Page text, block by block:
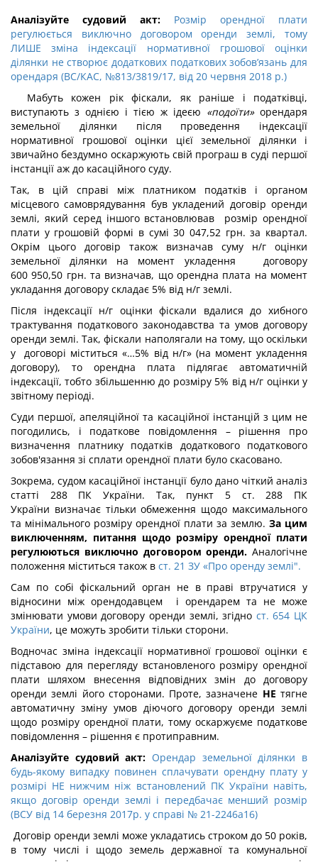
Аналізуйте судовий акт:
Розмір орендної плати
регулюється виключно договором оренди землі, тому
ЛИШЕ зміна індексації нормативної грошової оцінки
ділянки не створює додаткових податкових зобов’язань для
орендаря (ВС/КАС, №813/3819/17, від 20 червня 2018 р.)
Мабуть кожен рік фіскали, як раніше і податківці,
виступають з однією і тією ж ідеєю «подоїти» орендаря
земельної ділянки після проведення індексації
нормативної грошової оцінки цієї земельної ділянки і
звичайно бездумно оскаржують свій програш в суді першої
інстанції аж до касаційного суду.
Так, в цій справі між платником податків і органом
місцевого самоврядування був укладений договір оренди
землі, який серед іншого встановлював розмір орендної
плати у грошовій формі в сумі 30 047,52 грн. за квартал.
Окрім цього договір також визначав суму н/г оцінки
земельної ділянки на момент укладення договору
600 950,50 грн. та визначав, що орендна плата на момент
укладання договору складає 5% від н/г землі.
Після індексації н/г оцінки фіскали вдалися до хибного
трактування податкового законодавства та умов договору
оренди землі. Так, фіскали наполягали на тому, що оскільки
у договорі міститься «…5% від н/г» (на момент укладення
договору), то орендна плата підлягає автоматичній
індексації, тобто збільшенню до розміру 5% від н/г оцінки у
звітному періоді.
Суди першої, апеляційної та касаційної інстанцій з цим не
погодились, і податкове повідомлення – рішення про
визначення платнику податків додаткового податкового
зобов'язання зі сплати орендної плати було скасовано.
Зокрема, судом касаційної інстанції було дано чіткий аналіз
статті 288 ПК України. Так, пункт 5 ст. 288 ПК
України визначає тільки обмеження щодо максимального
та мінімального розміру орендної плати за землю. За цим
виключенням, питання щодо розміру орендної плати
регулюються виключно договором оренди. Аналогічне
положення міститься також в ст. 21 ЗУ «Про оренду землі".
Сам по собі фіскальний орган не в праві втручатися у
відносини між орендодавцем і орендарем та не може
змінювати умови договору оренди землі, згідно ст. 654 ЦК
України, це можуть зробити тільки сторони.
Водночас зміна індексації нормативної грошової оцінки є
підставою для перегляду встановленого розміру орендної
плати шляхом внесення відповідних змін до договору
оренди землі його сторонами. Проте, зазначене НЕ тягне
автоматичну зміну умов діючого договору оренди землі
щодо розміру орендної плати, тому оскаржуєме податкове
повідомлення – рішення є протиправним.
Аналізуйте судовий акт: Орендар земельної ділянки в
будь-якому випадку повинен сплачувати орендну плату у
розмірі НЕ нижчим ніж встановлений ПК України навіть,
якщо договір оренди землі і передбачає менший розмір
(ВСУ від 14 березня 2017р. у справі № 21-2246а16)
Договір оренди землі може укладатись строком до 50 років,
в тому числі і щодо земель державної та комунальної